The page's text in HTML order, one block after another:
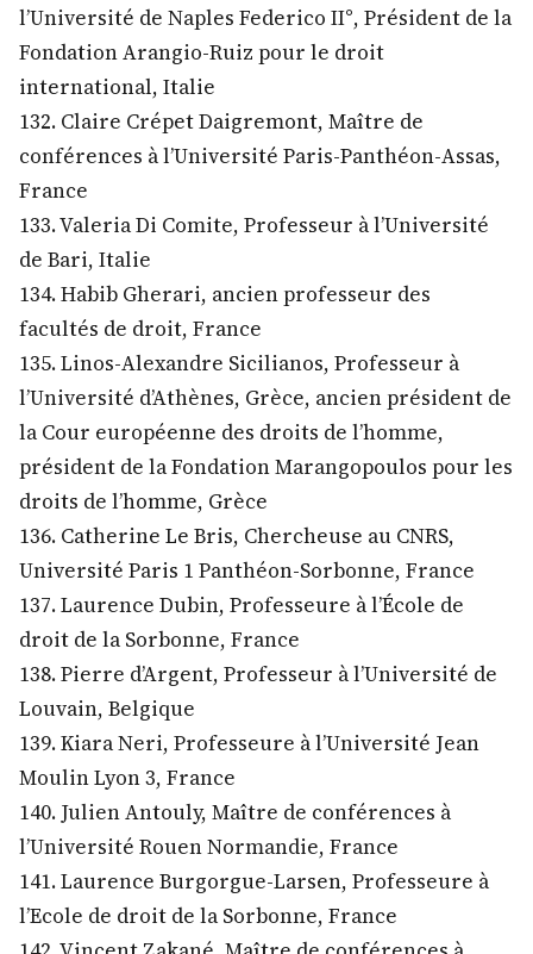
l’Université de Naples Federico II°, Président de la
Fondation Arangio-Ruiz pour le droit
international, Italie
132. Claire Crépet Daigremont, Maître de
conférences à l’Université Paris-Panthéon-Assas,
France
133. Valeria Di Comite, Professeur à l’Université
de Bari, Italie
134. Habib Gherari, ancien professeur des
facultés de droit, France
135. Linos-Alexandre Sicilianos, Professeur à
l’Université d’Athènes, Grèce, ancien président de
la Cour européenne des droits de l’homme,
président de la Fondation Marangopoulos pour les
droits de l’homme, Grèce
136. Catherine Le Bris, Chercheuse au CNRS,
Université Paris 1 Panthéon-Sorbonne, France
137. Laurence Dubin, Professeure à l’École de
droit de la Sorbonne, France
138. Pierre d’Argent, Professeur à l’Université de
Louvain, Belgique
139. Kiara Neri, Professeure à l’Université Jean
Moulin Lyon 3, France
140. Julien Antouly, Maître de conférences à
l’Université Rouen Normandie, France
141. Laurence Burgorgue-Larsen, Professeure à
l’Ecole de droit de la Sorbonne, France